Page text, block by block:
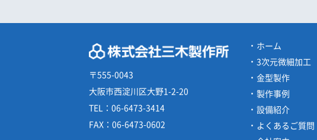
〒555-0043
大阪市西淀川区大野1-2-20
TEL： 06-6473-3414
FAX： 06-6473-0602
ホーム
3次元微細加工
金型製作
製作事例
設備紹介
よくあるご質問